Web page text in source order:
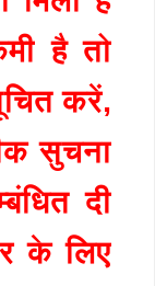
है तो
करें,
सुचना
दी
के लिए